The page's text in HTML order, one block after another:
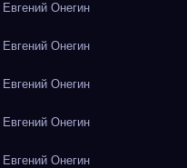
Онегин
Онегин
Онегин
Онегин
Онегин